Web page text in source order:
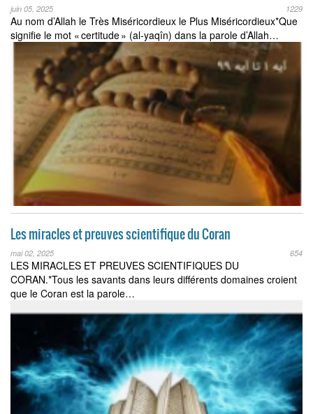
juin 05, 2025 1229
Au nom d’Allah le Très Miséricordieux le Plus Miséricordieux*Que
signifie le mot « certitude » (al-yaqîn) dans la parole d’Allah…
Les miracles et preuves scientifique du Coran
mai 02, 2025 654
LES MIRACLES ET PREUVES SCIENTIFIQUES DU
CORAN.*Tous les savants dans leurs différents domaines croient
que le Coran est la parole…